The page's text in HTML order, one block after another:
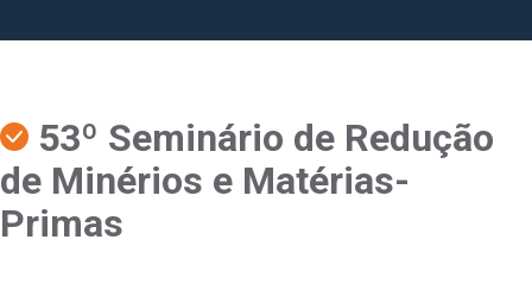
53º Seminário de Redução
de Minérios e Matérias-
Primas